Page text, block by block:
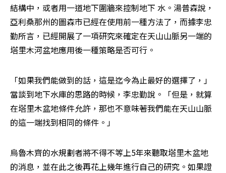
結構中，或者用一道地下圍牆來控制地下 水。湯普森說，
亞利桑那州的圖森市已經在使用前一種方法了，而據李忠
勤所言，已經開展了一項研究來確定在天山山脈另一端的
塔里木河盆地應用後一種策略是否可行。
「如果我們能做到的話，這是迄今為止最好的選擇了，」
當談到地下水庫的思路的時候，李忠勤說。「但是，就算
在塔里木盆地條件允許，那也不意味著我們能在天山山脈
的這一端找到相同的條件。」
烏魯木齊的水規劃者將不得不等上5年來聽取塔里木盆地
的消息，並在此之後再花上幾年進行自己的研究。如果證